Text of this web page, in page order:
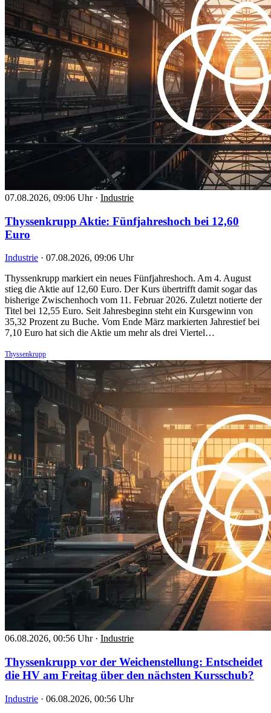
07.08.2026, 09:06 Uhr · Industrie
Thyssenkrupp Aktie: Fünfjahreshoch bei 12,60
Euro
Industrie · 07.08.2026, 09:06 Uhr
Thyssenkrupp markiert ein neues Fünfjahreshoch. Am 4. August
stieg die Aktie auf 12,60 Euro. Der Kurs übertrifft damit sogar das
bisherige Zwischenhoch vom 11. Februar 2026. Zuletzt notierte der
Titel bei 12,55 Euro. Seit Jahresbeginn steht ein Kursgewinn von
35,32 Prozent zu Buche. Vom Ende März markierten Jahrestief bei
7,10 Euro hat sich die Aktie um mehr als drei Viertel…
Thyssenkrupp
06.08.2026, 00:56 Uhr · Industrie
Thyssenkrupp vor der Weichenstellung: Entscheidet
die HV am Freitag über den nächsten Kursschub?
Industrie · 06.08.2026, 00:56 Uhr